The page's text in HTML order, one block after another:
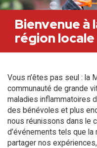
Bienvenue à
région
Vous n’êtes pas seul : la
communauté de grande
maladies inflammatoires
des bénévoles et plus
nous réunissons dans le
d’événements tels que la
partager nos